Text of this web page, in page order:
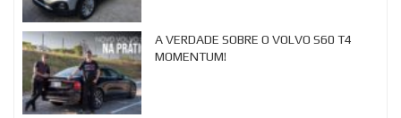
A VERDADE SOBRE O VOLVO S60 T4
MOMENTUM!